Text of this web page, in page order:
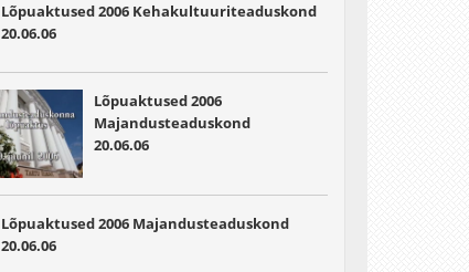
Lõpuaktused 2006 Kehakultuuriteaduskond
20.06.06
Lõpuaktused 2006
Majandusteaduskond
20.06.06
Lõpuaktused 2006 Majandusteaduskond
20.06.06